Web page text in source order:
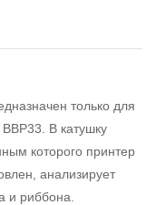
только для
В катушку
которого принтер
анализирует
и риббона.